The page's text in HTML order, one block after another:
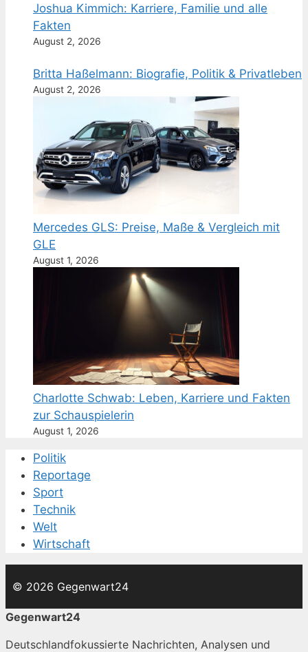
Joshua Kimmich: Karriere, Familie und alle
Fakten
August 2, 2026
Britta Haßelmann: Biografie, Politik & Privatleben
August 2, 2026
Mercedes GLS: Preise, Maße & Vergleich mit
GLE
August 1, 2026
Charlotte Schwab: Leben, Karriere und Fakten
zur Schauspielerin
August 1, 2026
Politik
Reportage
Sport
Technik
Welt
Wirtschaft
© 2026 Gegenwart24
Gegenwart24
Deutschlandfokussierte Nachrichten, Analysen und